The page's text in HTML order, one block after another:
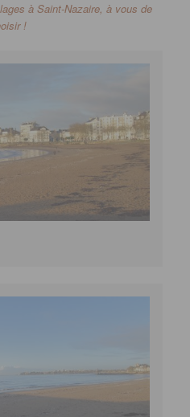
à Saint-Nazaire, à vous de
!